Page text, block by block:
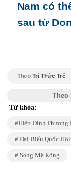
Nam có
sau từ
Theo Trí Thức Trẻ
Theo
Từ khóa:
Hiệp Định Thương
Đại Biểu Quốc Hội
Sông Mê Kông